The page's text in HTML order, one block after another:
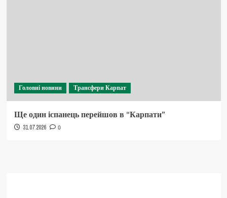
Головні новини Трансфери Карпат
Ще один іспанець перейшов в “Карпати”
31.07.2026 0